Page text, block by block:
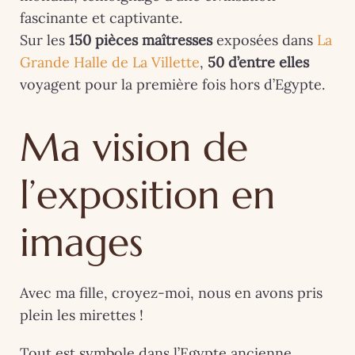
fascinante et captivante.
Sur les 150 pièces maîtressesexposées dans La
Grande Halle de La Villette, 50 d’entre elles
voyagent pour la première fois hors d’Egypte.
Ma vision de
l’exposition en
images
Avec ma fille, croyez-moi, nous en avons pris
plein les mirettes !